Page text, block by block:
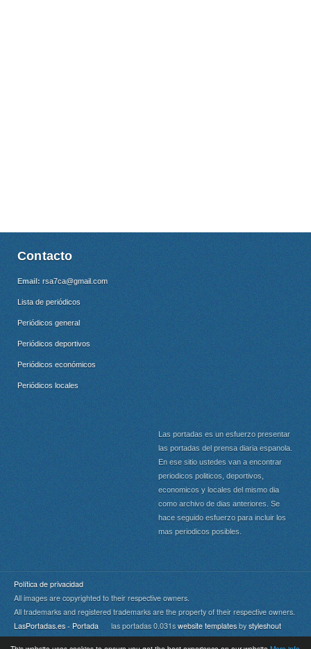
Contacto
Email: rsa7ca@gmail.com
Lista de periódicos
Periódicos general
Periódicos deportivos
Periódicos económicos
Periódicos locales
Las portadas es un esfuerzo presentar
las portadas del prensa diaria espanola.
En ese sitio ustedes van a encontrar
periodicos politicos, deportivos,
economicos y locales del mismo dia
como archivo de dias anteriores. Se
hace seguido esfuerzo para incluir los
mas periodicos posibles.
Política de privacidad
All images are copyrighted to their respective owners.
All trademarks and registered trademarks are the property of their respective owners.
LasPortadas.es - Portada las portadas 0.031s website templates by styleshout